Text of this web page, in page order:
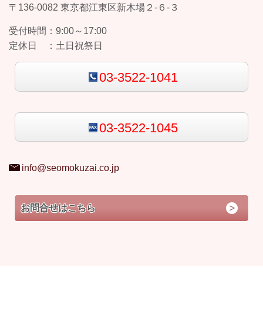
〒136-0082 東京都江東区新木場２-６-３
受付時間： 9:00～17:00
定休日 ： 土日祝祭日
03-3522-1041
03-3522-1045
info@seomokuzai.co.jp
お問合せはこちら